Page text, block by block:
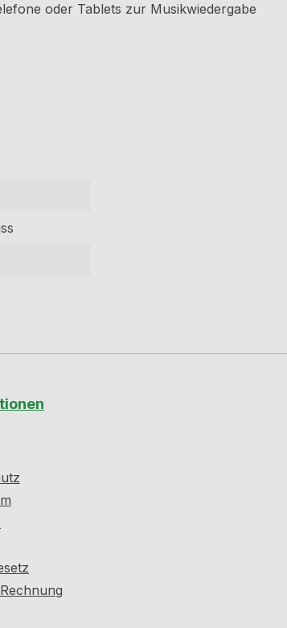
oder Tablets zur Musikwiedergabe